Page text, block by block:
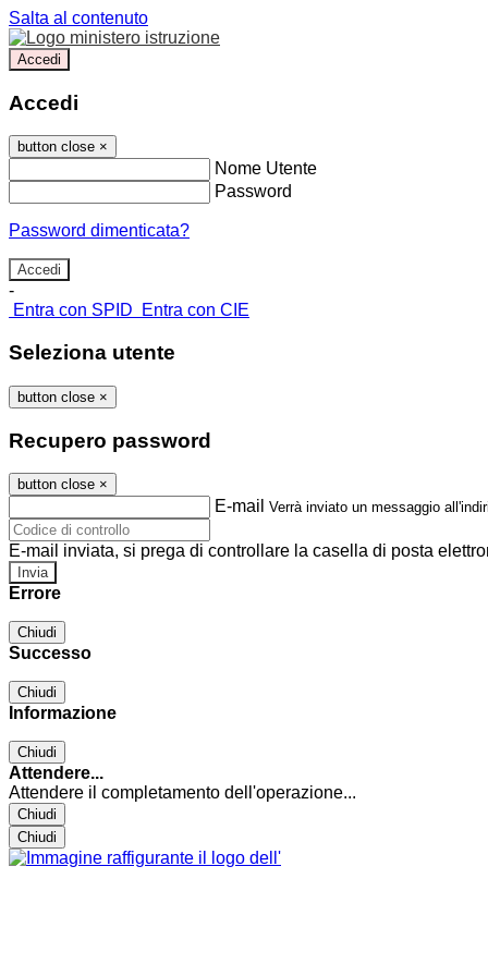
Salta al contenuto
Accedi
Accedi
button close ×
Nome Utente
Password
Password dimenticata?
-
Entra con SPID
Entra con CIE
Seleziona utente
button close ×
Recupero password
button close ×
E-mail Verrà inviato un messaggio
E-mail inviata, si prega di controllare la casella di posta
Errore
Chiudi
Successo
Chiudi
Informazione
Chiudi
Attendere...
Attendere il completamento dell'operazione...
Chiudi
Chiudi